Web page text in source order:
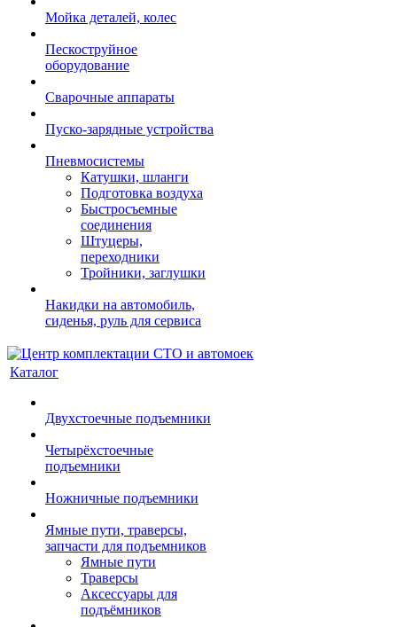
Мойка деталей, колес
Пескоструйное
оборудование
Сварочные аппараты
Пуско-зарядные устройства
Пневмосистемы
Катушки, шланги
Подготовка воздуха
Быстросъемные
соединения
Штуцеры,
переходники
Тройники, заглушки
Накидки на автомобиль,
сиденья, руль для сервиса
Каталог
Двухстоечные подъемники
Четырёхстоечные
подъемники
Ножничные подъемники
Ямные пути, траверсы,
запчасти для подъемников
Ямные пути
Траверсы
Аксессуары для
подъёмников